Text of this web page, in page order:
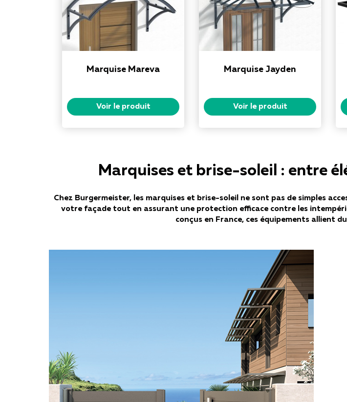
Marquise Mareva
Voir le produit
Marquise Jayden
Voir le produit
Marquises et brise-soleil : entre
Chez Burgermeister, les marquises et brise-soleil ne sont pas de simples
votre façade tout en assurant une protection efficace contre les
conçus en France, ces équipements allient